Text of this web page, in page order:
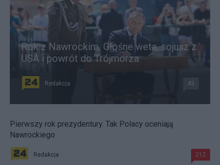
Rok z Nawrockim. Głośne weta, sojusz z
USA i powrót do Trójmorza
Redakcja 43
Pierwszy rok prezydentury. Tak Polacy oceniają
Nawrockiego
Redakcja 212